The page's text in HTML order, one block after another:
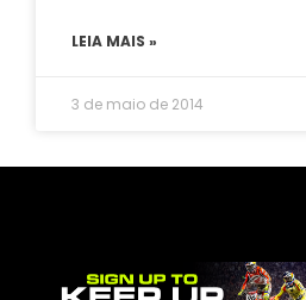
LEIA MAIS »
3 de maio de 2014